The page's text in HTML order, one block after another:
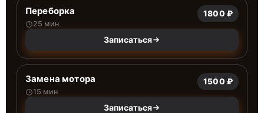
Переборка
25 мин
1800 ₽
Записаться
Замена мотора
15 мин
1500 ₽
Записаться